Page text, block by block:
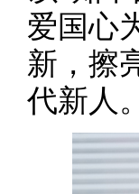
爱国心
新，擦
代新人。